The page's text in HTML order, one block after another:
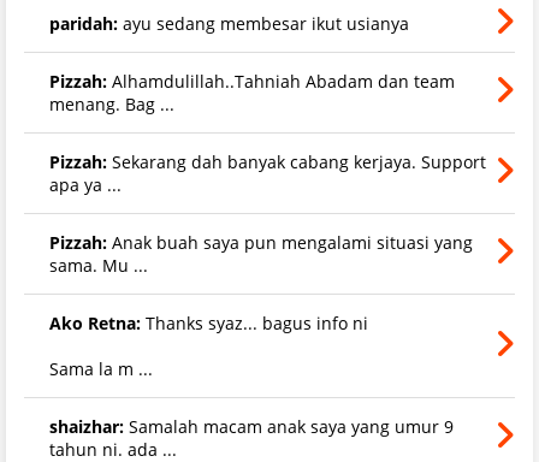
paridah: ayu sedang membesar ikut usianya
Pizzah: Alhamdulillah..Tahniah Abadam dan team
menang. Bag ...
Pizzah: Sekarang dah banyak cabang kerjaya. Support
apa ya ...
Pizzah: Anak buah saya pun mengalami situasi yang
sama. Mu ...
Ako Retna: Thanks syaz... bagus info ni
Sama la m ...
shaizhar: Samalah macam anak saya yang umur 9
tahun ni. ada ...